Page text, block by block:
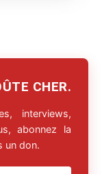
CHER.
interviews,
abonnez la
un don.